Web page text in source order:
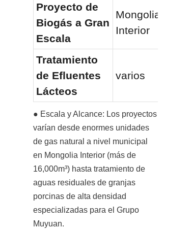
Proyecto de
Biogás a Gran
Escala
Mongolia
Interior
Tratamiento
de Efluentes
Lácteos
varios
● Escala y Alcance: Los proyectos
varían desde enormes unidades
de gas natural a nivel municipal
en Mongolia Interior (más de
16,000m³) hasta tratamiento de
aguas residuales de granjas
porcinas de alta densidad
especializadas para el Grupo
Muyuan.